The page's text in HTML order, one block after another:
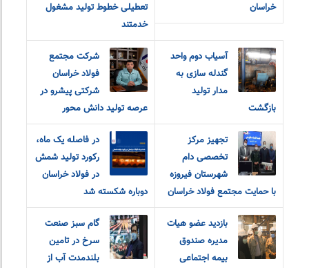
خراسان
تعطیلی خطوط تولید مشغول
خدمتند
آسیاب دوم واحد
گندله سازی به
مدار تولید
بازگشت
شرکت مجتمع
فولاد خراسان
شرکتی پیشرو در
عرصه تولید دانش محور
تجهیز مرکز
تخصصی دام
شهرستان فیروزه
با حمایت مجتمع فولاد خراسان
در فاصله یک ماه،
رکورد تولید شمش
در فولاد خراسان
دوباره شکسته شد
بازدید عضو هیات
مدیره صندوق
بیمه اجتماعی
گام سبز صنعت
سرخ در تامین
بلندمدت آب از